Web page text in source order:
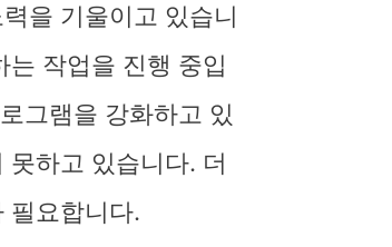
을 기울이고 있습니
작업을 진행 중입
그램을 강화하고 있
하고 있습니다. 더
필요합니다.